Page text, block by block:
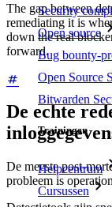
Security
Open source
Bug bounty-
Open Source
Bitwarden
Trainingen
Helpcentrum
Cursussen
The gap between
remediating it is
down the real
forward.
De echte
De meeste post-
probleem is